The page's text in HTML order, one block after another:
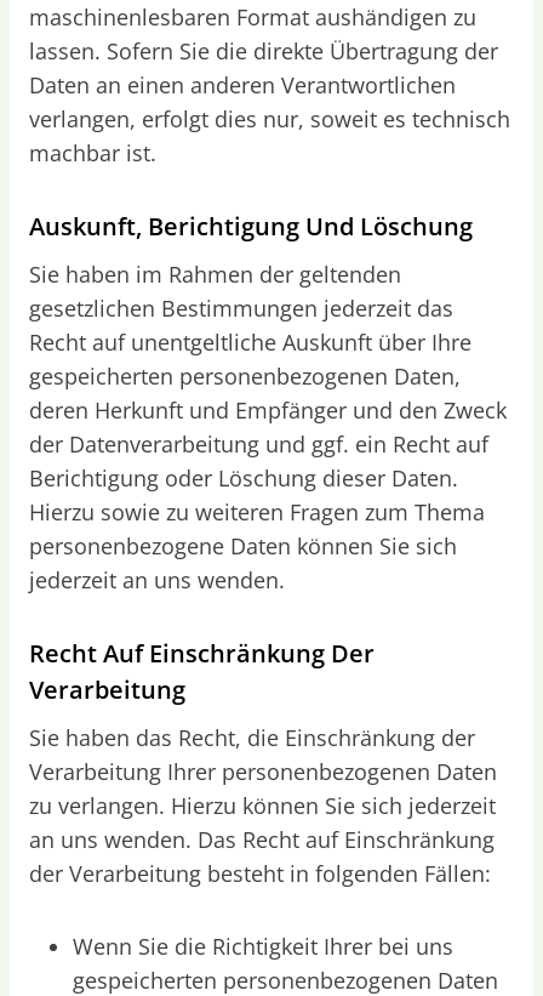
maschinenlesbaren Format aushändigen zu
lassen. Sofern Sie die direkte Übertragung der
Daten an einen anderen Verantwortlichen
verlangen, erfolgt dies nur, soweit es technisch
machbar ist.
Auskunft, Berichtigung Und Löschung
Sie haben im Rahmen der geltenden
gesetzlichen Bestimmungen jederzeit das
Recht auf unentgeltliche Auskunft über Ihre
gespeicherten personenbezogenen Daten,
deren Herkunft und Empfänger und den Zweck
der Datenverarbeitung und ggf. ein Recht auf
Berichtigung oder Löschung dieser Daten.
Hierzu sowie zu weiteren Fragen zum Thema
personenbezogene Daten können Sie sich
jederzeit an uns wenden.
Recht Auf Einschränkung Der
Verarbeitung
Sie haben das Recht, die Einschränkung der
Verarbeitung Ihrer personenbezogenen Daten
zu verlangen. Hierzu können Sie sich jederzeit
an uns wenden. Das Recht auf Einschränkung
der Verarbeitung besteht in folgenden Fällen:
Wenn Sie die Richtigkeit Ihrer bei uns
gespeicherten personenbezogenen Daten